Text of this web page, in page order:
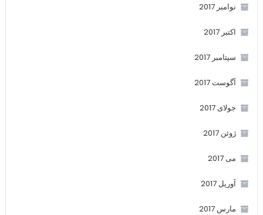
نوامبر 2017
اکتبر 2017
سپتامبر 2017
آگوست 2017
جولای 2017
ژوئن 2017
می 2017
آوریل 2017
مارس 2017